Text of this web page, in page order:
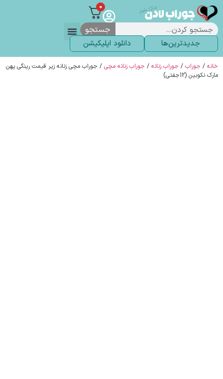
0
جستجو
جدیدترین‌ها دانلود اپلیکیشن
خانه / جوراب / جوراب زنانه / جوراب زنانه مچی / جوراب مچی زنانه زیر قیمت رینگی پهن
مارک نکوبین (12جفتی)